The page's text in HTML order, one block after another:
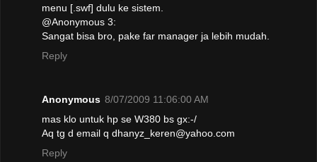
menu [.swf] dulu ke sistem.
@Anonymous 3:
Sangat bisa bro, pake far manager ja lebih mudah.
Reply
Anonymous 8/07/2009 11:06:00 AM
mas klo untuk hp se W380 bs gx:-/
Aq tg d email q dhanyz_keren@yahoo.com
Reply